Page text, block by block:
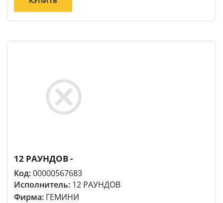
12 РАУНДОВ -
Код:00000567683
Исполнитель: 12 РАУНДОВ
Фирма: ГЕМИНИ